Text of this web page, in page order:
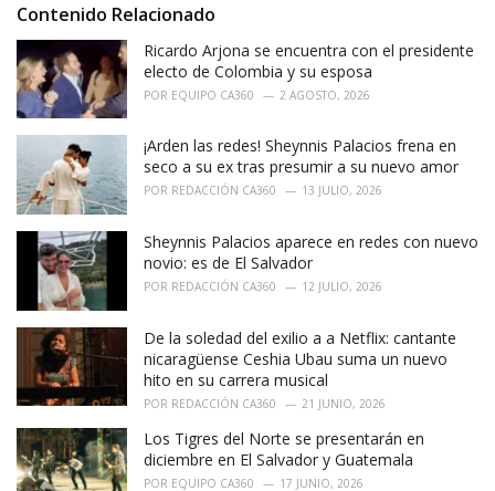
r
i
e
s
:
:Contenido Relacionado
Ricardo Arjona se encuentra con el presidente
electo de Colombia y su esposa
POR EQUIPO CA360 2 AGOSTO, 2026
¡Arden las redes! Sheynnis Palacios frena en
seco a su ex tras presumir a su nuevo amor
POR REDACCIÓN CA360 13 JULIO, 2026
Sheynnis Palacios aparece en redes con nuevo
novio: es de El Salvador
POR REDACCIÓN CA360 12 JULIO, 2026
De la soledad del exilio a a Netflix: cantante
nicaragüense Ceshia Ubau suma un nuevo
hito en su carrera musical
POR REDACCIÓN CA360 21 JUNIO, 2026
Los Tigres del Norte se presentarán en
diciembre en El Salvador y Guatemala
POR EQUIPO CA360 17 JUNIO, 2026